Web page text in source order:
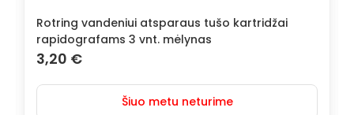
Rotring vandeniui atsparaus tušo kartridžai
rapidografams 3 vnt. mėlynas
3,20 €
Šiuo metu neturime